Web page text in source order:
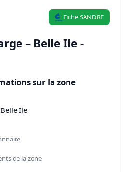
Fiche SANDRE
– Belle Ile -
sur la zone
Ile
de la zone